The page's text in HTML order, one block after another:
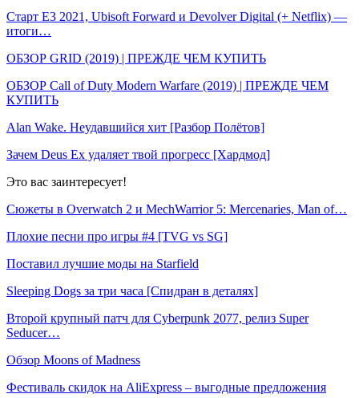
Старт E3 2021, Ubisoft Forward и Devolver Digital (+ Netflix) —
итоги…
ОБЗОР GRID (2019) | ПРЕЖДЕ ЧЕМ КУПИТЬ
ОБЗОР Call of Duty Modern Warfare (2019) | ПРЕЖДЕ ЧЕМ
КУПИТЬ
Alan Wake. Неудавшийся хит [Разбор Полётов]
Зачем Deus Ex удаляет твой прогресс [Хардмод]
Это вас заинтересует!
Сюжеты в Overwatch 2 и MechWarrior 5: Mercenaries, Man of…
Плохие песни про игры #4 [TVG vs SG]
Поставил лучшие моды на Starfield
Sleeping Dogs за три часа [Спидран в деталях]
Второй крупный патч для Cyberpunk 2077, релиз Super
Seducer…
Обзор Moons of Madness
Фестиваль скидок на AliExpress – выгодные предложения